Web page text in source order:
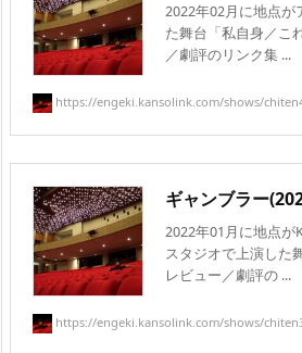
2022年02月に地点が
た舞台「私自身／こ
／劇評のリンク集 ...
https://engeki.kansolink.com/shows/
ギャンブラー
2022年01月に地点が
スタジオで上演した
レビュー／劇評の ...
https://engeki.kansolink.com/shows/